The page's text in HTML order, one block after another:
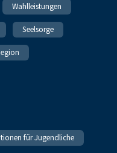
Wahlleistungen
Seelsorge
für Jugendliche